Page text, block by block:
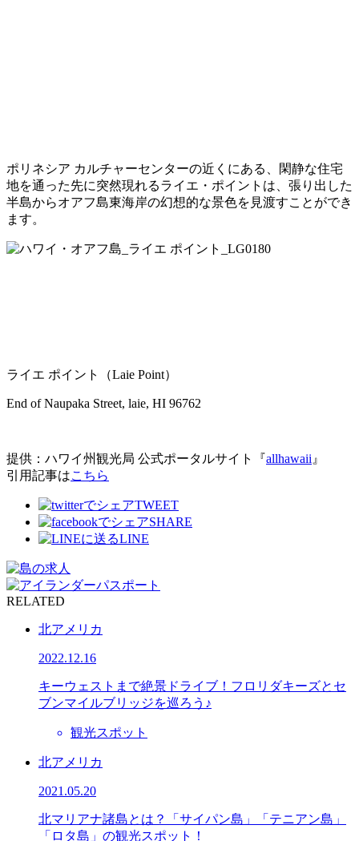
ポリネシア カルチャーセンターの近くにある、閑静な住宅
地を通った先に突然現れるライエ・ポイントは、張り出した
半島からオアフ島東海岸の幻想的な景色を見渡すことができ
ます。
ライエ ポイント（Laie Point）
End of Naupaka Street, laie, HI 96762
提供：ハワイ州観光局 公式ポータルサイト『allhawaii 』
引用記事はこちら
TWEET
SHARE
LINE
RELATED
北アメリカ
2022.12.16
キーウェストまで絶景ドライブ！フロリダキーズとセ
ブンマイルブリッジを巡ろう♪
観光スポット
北アメリカ
2021.05.20
北マリアナ諸島とは？「サイパン島」「テニアン島」
「ロタ島」の観光スポット！